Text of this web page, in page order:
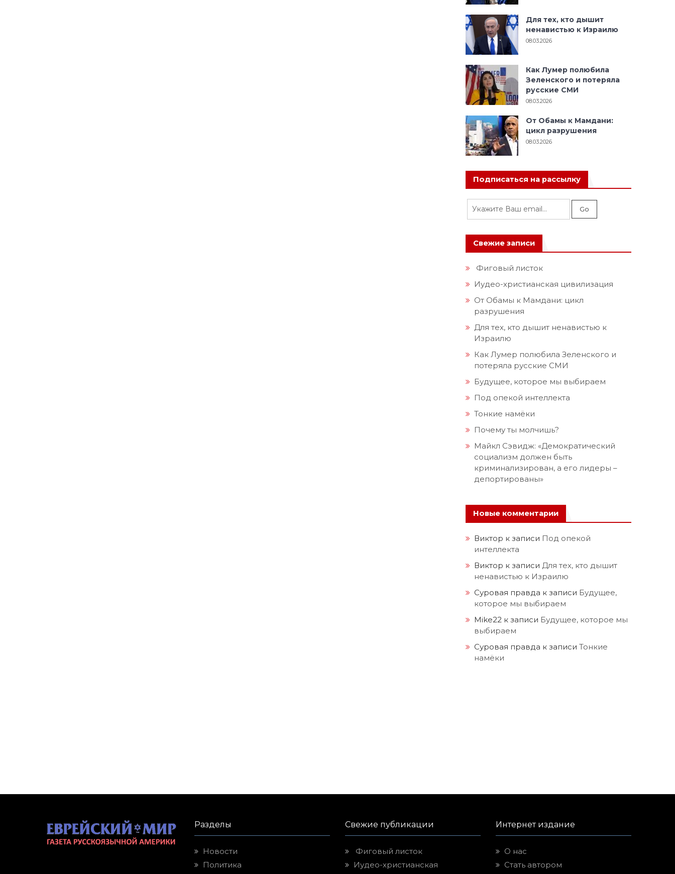
Для тех, кто дышит
ненавистью к Израилю
08.03.2026
Как Лумер полюбила
Зеленского и потеряла
русские СМИ
08.03.2026
От Обамы к Мамдани:
цикл разрушения
08.03.2026
Подписаться на рассылку
Свежие записи
Фиговый листок
Иудео-христианская цивилизация
От Обамы к Мамдани: цикл
разрушения
Для тех, кто дышит ненавистью к
Израилю
Как Лумер полюбила Зеленского и
потеряла русские СМИ
Будущее, которое мы выбираем
Под опекой интеллекта
Тонкие намёки
Почему ты молчишь?
Майкл Сэвидж: «Демократический
социализм должен быть
криминализирован, а его лидеры –
депортированы»
Новые комментарии
Виктор к записи Под опекой
интеллекта
Виктор к записи Для тех, кто дышит
ненавистью к Израилю
Суровая правда к записи Будущее,
которое мы выбираем
Mike22 к записи Будущее, которое мы
выбираем
Суровая правда к записи Тонкие
намёки
Разделы
Новости
Политика
Свежие публикации
Фиговый листок
Иудео-христианская
Интернет издание
О нас
Стать автором